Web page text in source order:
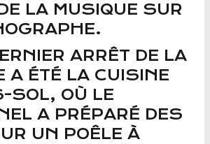
LA MUSIQUE SUR
ARRÊT DE LA
A ÉTÉ LA CUISINE
SOL, OÙ LE
A PRÉPARÉ DES
UN POÊLE À